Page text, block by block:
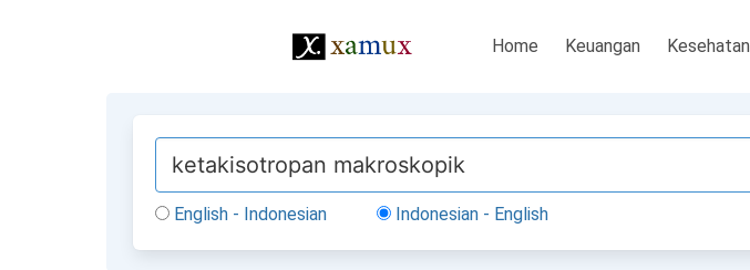
Home Keuangan Kesehatan
English - Indonesian Indonesian - English